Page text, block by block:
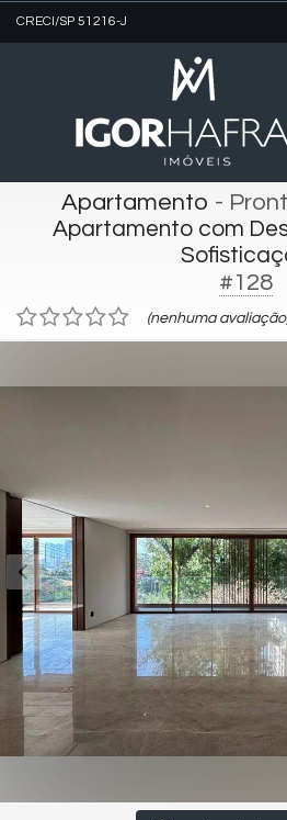
CRECI/SP 51216-J
Apartamento -
Apartamento com
#128
(nenhuma